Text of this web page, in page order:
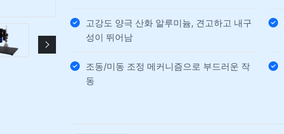
고강도 양극 산화 알루미늄, 견고하고 내구
성이 뛰어남
조동/미동 조정 메커니즘으로 부드러운 작
동